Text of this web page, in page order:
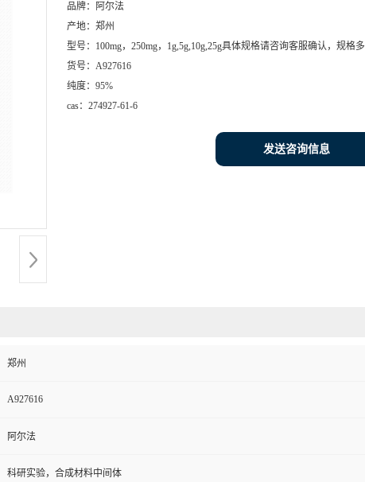
品牌：
阿尔法
产地： 郑州
型号： 100mg，250mg，1g,5g,10g,25g具体规格请咨询客服确认，规格
货号： A927616
纯度： 95%
cas： 274927-61-6
发送咨询信息
郑州
A927616
阿尔法
科研实验，合成材料中间体